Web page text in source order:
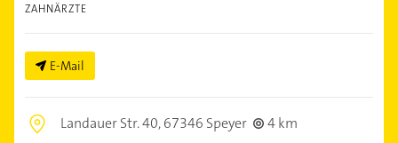
ZAHNÄRZTE
E-Mail
Landauer Str. 40,67346 Speyer
4 km